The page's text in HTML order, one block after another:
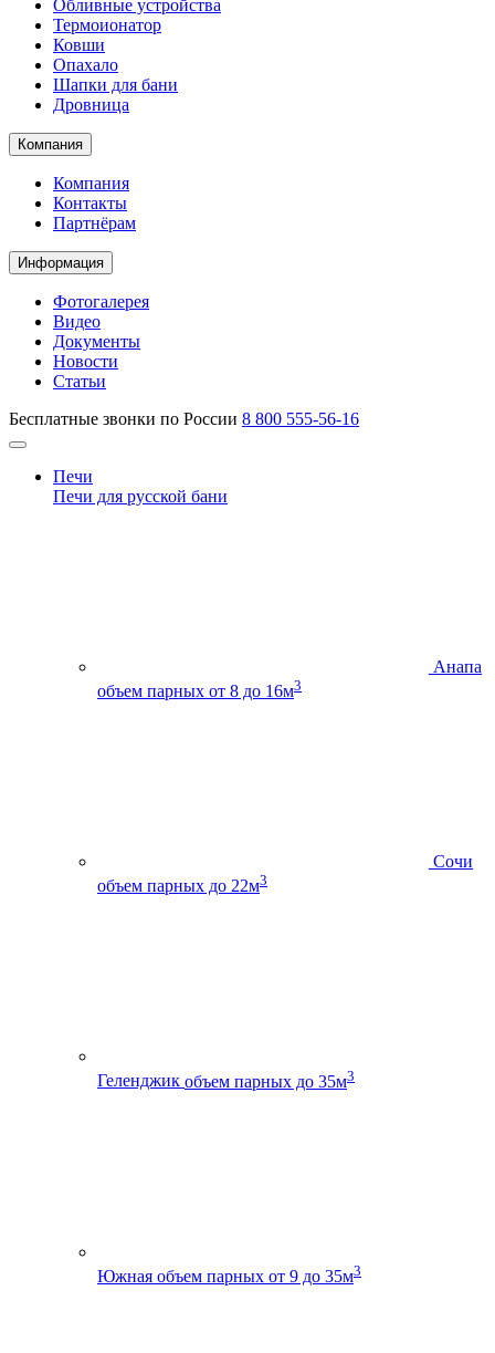
Обливные устройства
Термоионатор
Ковши
Опахало
Шапки для бани
Дровница
Компания
Компания
Контакты
Партнёрам
Информация
Фотогалерея
Видео
Документы
Новости
Статьи
Бесплатные звонки по России 8 800 555-56-16
Печи
Печи для русской бани
Анапа
объем парных от 8 до 16м3
Сочи
объем парных до 22м3
Геленджик объем парных до 35м3
Южная объем парных от 9 до 35м3